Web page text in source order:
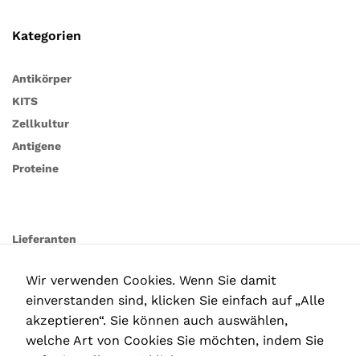
Kategorien
Antikörper
KITS
Zellkultur
Antigene
Proteine
Lieferanten
Wir verwenden Cookies. Wenn Sie damit
einverstanden sind, klicken Sie einfach auf „Alle
akzeptieren“. Sie können auch auswählen,
welche Art von Cookies Sie möchten, indem Sie